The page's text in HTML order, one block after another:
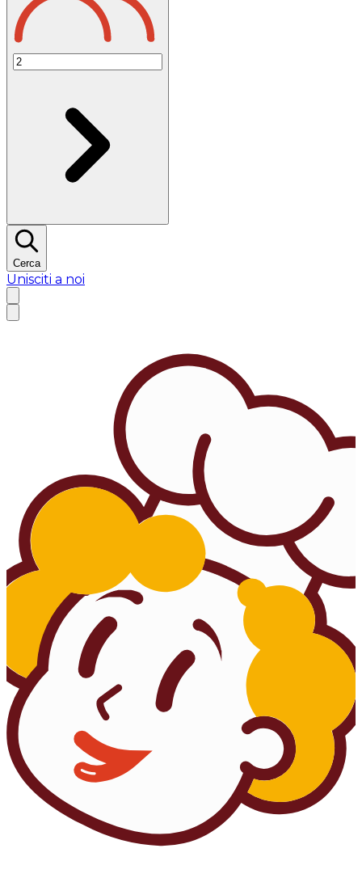
Cerca
Unisciti a noi